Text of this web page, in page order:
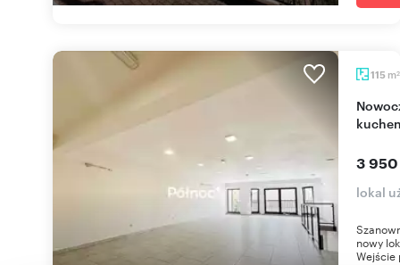
115 m2
Nowoczesny lokal 115 m2 z parkingiem i aneksem
3 950
lokal
nowy
Wejście